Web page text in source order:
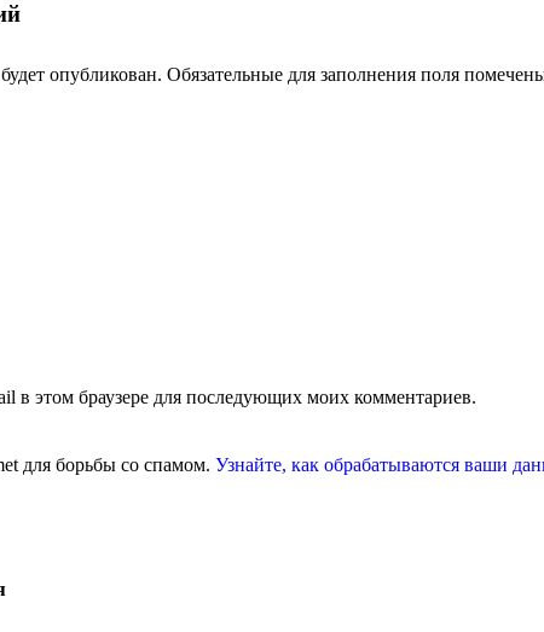
опубликован. Обязательные для заполнения поля
в этом браузере для последующих моих комментариев.
для борьбы со спамом. Узнайте, как обрабатываются ваши